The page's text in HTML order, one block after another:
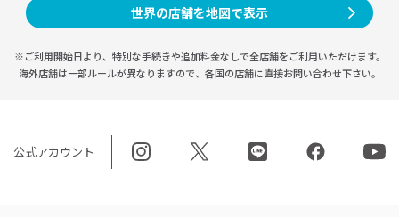
世界の店舗を地図で表示
※ご利用開始日より、特別な手続きや追加料金なしで全店舗をご利用いただけます。
海外店舗は一部ルールが異なりますので、 各国の店舗に直接お問い合わせ下さい。
公式アカウント